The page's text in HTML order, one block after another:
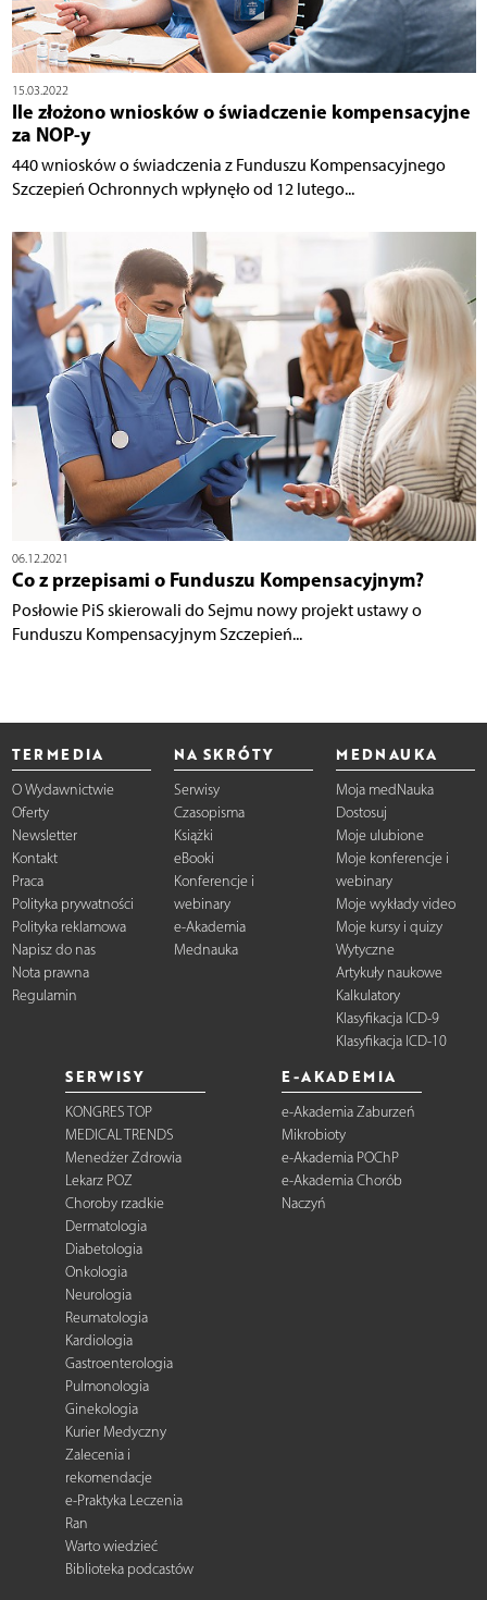
15.03.2022
Ile złożono wniosków o świadczenie kompensacyjne
za NOP-y
440 wniosków o świadczenia z Funduszu Kompensacyjnego
Szczepień Ochronnych wpłynęło od 12 lutego...
06.12.2021
Co z przepisami o Funduszu Kompensacyjnym?
Posłowie PiS skierowali do Sejmu nowy projekt ustawy o
Funduszu Kompensacyjnym Szczepień...
TERMEDIA
O Wydawnictwie
Oferty
Newsletter
Kontakt
Praca
Polityka prywatności
Polityka reklamowa
Napisz do nas
Nota prawna
Regulamin
NA SKRÓTY
Serwisy
Czasopisma
Książki
eBooki
Konferencje i
webinary
e-Akademia
Mednauka
MEDNAUKA
Moja medNauka
Dostosuj
Moje ulubione
Moje konferencje i
webinary
Moje wykłady video
Moje kursy i quizy
Wytyczne
Artykuły naukowe
Kalkulatory
Klasyfikacja ICD-9
Klasyfikacja ICD-10
SERWISY
KONGRES TOP
MEDICAL TRENDS
Menedżer Zdrowia
Lekarz POZ
Choroby rzadkie
Dermatologia
Diabetologia
Onkologia
Neurologia
Reumatologia
Kardiologia
Gastroenterologia
Pulmonologia
Ginekologia
Kurier Medyczny
Zalecenia i
rekomendacje
e-Praktyka Leczenia
Ran
Warto wiedzieć
Biblioteka podcastów
E-AKADEMIA
e-Akademia Zaburzeń
Mikrobioty
e-Akademia POChP
e-Akademia Chorób
Naczyń